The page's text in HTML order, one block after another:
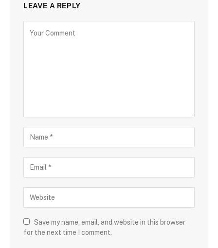
LEAVE A REPLY
Save my name, email, and website in this browser
for the next time I comment.